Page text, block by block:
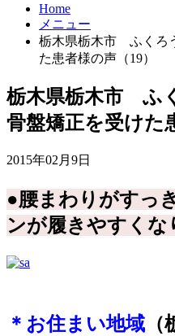
Home
メニュー
栃木県栃木市 ふくろ
た患者様の声（19）
栃木県栃木市 ふ
骨盤矯正を受けた
2015年02月9日
●腰まわりがすっ
ンが履きやすくな
＊お住まい地域 （